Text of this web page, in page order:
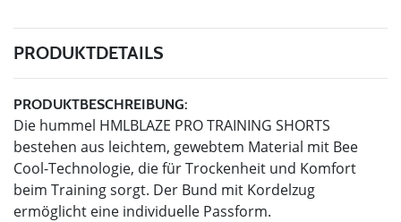
PRODUKTDETAILS
PRODUKTBESCHREIBUNG:
Die hummel HMLBLAZE PRO TRAINING SHORTS
bestehen aus leichtem, gewebtem Material mit Bee
Cool-Technologie, die für Trockenheit und Komfort
beim Training sorgt. Der Bund mit Kordelzug
ermöglicht eine individuelle Passform.